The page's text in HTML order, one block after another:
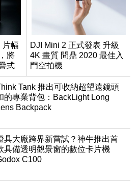
片幅
將
式
DJI Mini 2 正式發表 升級
4K 畫質 問鼎 2020 最佳入
門空拍機
Tank 推出可收納超望遠鏡頭
的專業背包：BackLight Long
Backpack
具大廠跨界新嘗試？神牛推出首
具備透明觀景窗的數位卡片機
C100